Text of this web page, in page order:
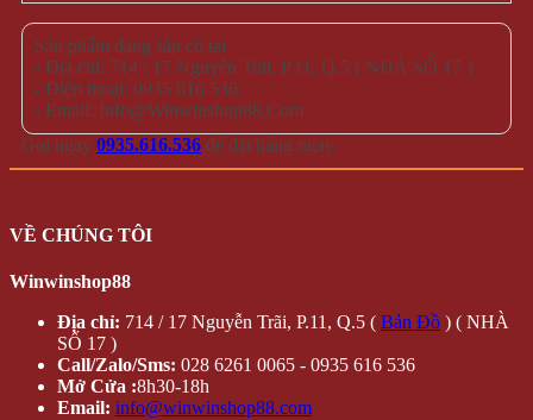
Sản phẩm đang sẵn có tại
- Địa chỉ: 714 / 17 Nguyễn Trãi, P.11, Q.5 ( NHÀ SỐ 17 )
- Điện thoại: 0935 616 536
- Email: Info@Winwinshop88.Com
Gọi ngay 0935.616.536 để đặt hàng ngay.
VỀ CHÚNG TÔI
Winwinshop88
Địa chỉ: 714 / 17 Nguyễn Trãi, P.11, Q.5 ( Bản Đồ ) ( NHÀ
SỐ 17 )
Call/Zalo/Sms: 028 6261 0065 - 0935 616 536
Mở Cửa :8h30-18h
Email: info@winwinshop88.com